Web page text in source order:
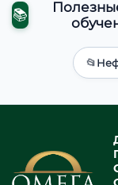
📚
📂